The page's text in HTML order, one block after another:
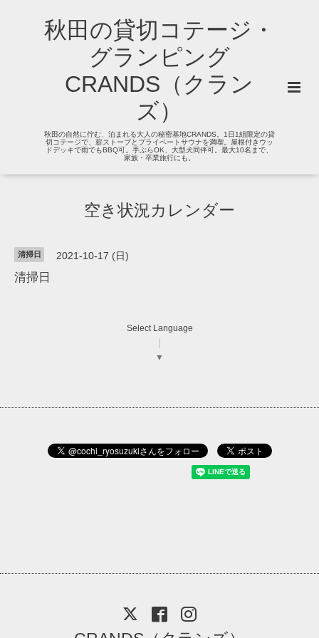
秋田の貸切コテージ・
グランピング
CRANDS（クラン
ズ）
秋田の自然に佇む、泊まれる大人の秘密基地CRANDS。1日1組限定の貸
切コテージで、薪ストーブとプライベートサウナを満喫。屋根付きウッ
ドデッキで雨でもBBQ可。手ぶらOK、大型犬同伴可。最大10名まで、
家族・卒業旅行にも。
空き状況カレンダー
清掃日 2021-10-17 (日)
清掃日
Select Language
▼